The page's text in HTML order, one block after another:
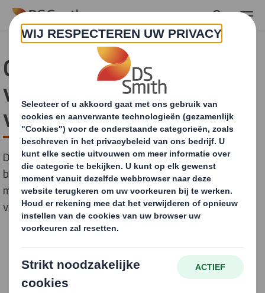
Skip to main content
Circular Design Principles
voor duurzame
verpakkingen
De aankondiging komt na nieuw onderzoek waaruit
blijkt dat verwarring over recycling ertoe bijdraagt dat
meer dan 46 miljoen ton afval wordt gestort of
verbrand